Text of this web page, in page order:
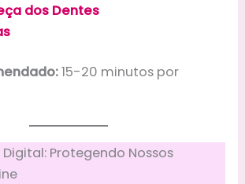
dos Dentes
15-20 minutos por
Protegendo Nossos